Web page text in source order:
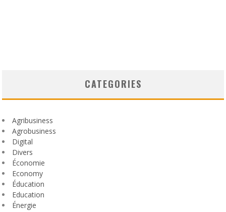
CATEGORIES
Agribusiness
Agrobusiness
Digital
Divers
Économie
Economy
Éducation
Education
Énergie